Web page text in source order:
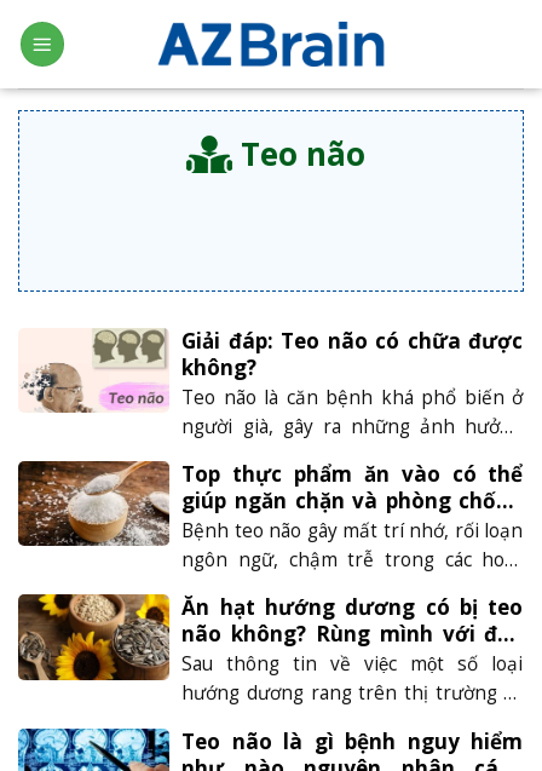
Skip
to
content
Teo não
Giải đáp: Teo não có chữa được
không?
Teo não là căn bệnh khá phổ biến ở
người già, gây ra những ảnh hưởng
hưởng nghiêm trọng đến cuộc sống
hàng ngày của người bệnh. Vậy bệnh
teo não có chữa được không? Hãy cùng
AZ Brain tìm hiểu rõ hơn về căn
bệnh......
Top thực phẩm ăn vào có thể
giúp ngăn chặn và phòng chống
teo não hiệu quả
Bệnh teo não gây mất trí nhớ, rối loạn
ngôn ngữ, chậm trễ trong các hoạt
lượng cuộc sống. Đáng lưu ý ở các giai
đoạn nặng, căn bệnh này không có
phương pháp điều trị hoặc loại thuốc
nào có thể hoàn toàn khắc phục tình
trạng......
Ăn hạt hướng dương có bị teo
não không? Rùng mình với đáp
án
Sau thông tin về việc một số loại
hướng dương rang trên thị trường có
thì rất nhiều người quan tâm đến vấn
Teo não là gì bệnh nguy hiểm